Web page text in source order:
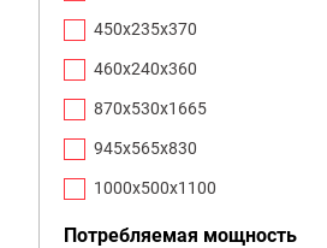
450х235х370
460х240х360
870х530х1665
945х565х830
1000х500х1100
Потребляемая мощность